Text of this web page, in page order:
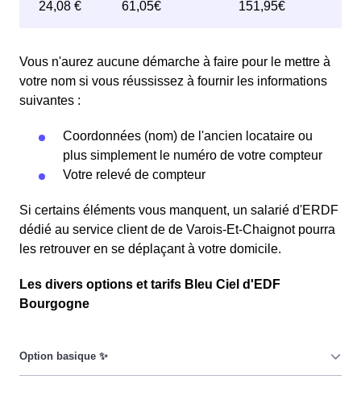
Vous n'aurez aucune démarche à faire pour le mettre à
votre nom si vous réussissez à fournir les informations
suivantes :
Coordonnées (nom) de l'ancien locataire ou
plus simplement le numéro de votre compteur
Votre relevé de compteur
Si certains éléments vous manquent, un salarié d'ERDF
dédié au service client de de Varois-Et-Chaignot pourra
les retrouver en se déplaçant à votre domicile.
Les divers options et tarifs Bleu Ciel d'EDF
Bourgogne